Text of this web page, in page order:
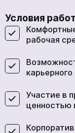
Условия
рабочая
Участие в
ценностью